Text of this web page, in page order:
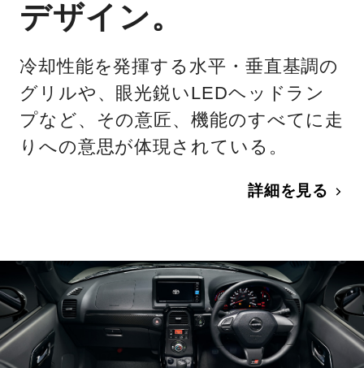
デザイン。
冷却性能を発揮する水平・垂直基調の
グリルや、眼光鋭いLEDヘッドラン
プなど、その意匠、機能のすべてに走
りへの意思が体現されている。
詳細を見る